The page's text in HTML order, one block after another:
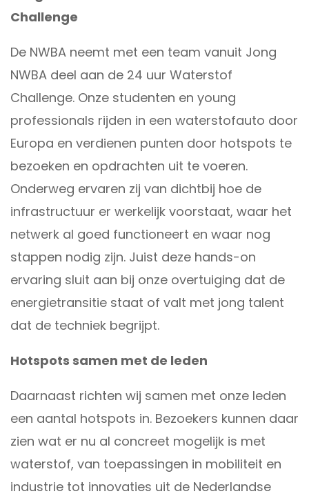
Challenge
De NWBA neemt met een team vanuit Jong
NWBA deel aan de 24 uur Waterstof
Challenge. Onze studenten en young
professionals rijden in een waterstofauto door
Europa en verdienen punten door hotspots te
bezoeken en opdrachten uit te voeren.
Onderweg ervaren zij van dichtbij hoe de
infrastructuur er werkelijk voorstaat, waar het
netwerk al goed functioneert en waar nog
stappen nodig zijn. Juist deze hands-on
ervaring sluit aan bij onze overtuiging dat de
energietransitie staat of valt met jong talent
dat de techniek begrijpt.
Hotspots samen met de leden
Daarnaast richten wij samen met onze leden
een aantal hotspots in. Bezoekers kunnen daar
zien wat er nu al concreet mogelijk is met
waterstof, van toepassingen in mobiliteit en
industrie tot innovaties uit de Nederlandse